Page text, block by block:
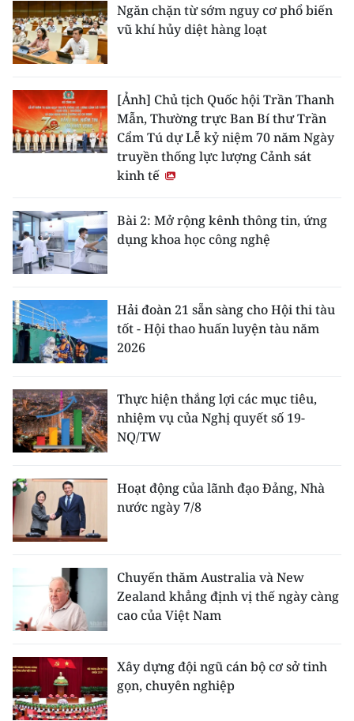
Ngăn chặn từ sớm nguy cơ phổ biến
vũ khí hủy diệt hàng loạt
[Ảnh] Chủ tịch Quốc hội Trần Thanh
Mẫn, Thường trực Ban Bí thư Trần
Cẩm Tú dự Lễ kỷ niệm 70 năm Ngày
truyền thống lực lượng Cảnh sát
kinh tế
Bài 2: Mở rộng kênh thông tin, ứng
dụng khoa học công nghệ
Hải đoàn 21 sẵn sàng cho Hội thi tàu
tốt - Hội thao huấn luyện tàu năm
2026
Thực hiện thắng lợi các mục tiêu,
nhiệm vụ của Nghị quyết số 19-
NQ/TW
Hoạt động của lãnh đạo Đảng, Nhà
nước ngày 7/8
Chuyến thăm Australia và New
Zealand khẳng định vị thế ngày càng
cao của Việt Nam
Xây dựng đội ngũ cán bộ cơ sở tinh
gọn, chuyên nghiệp